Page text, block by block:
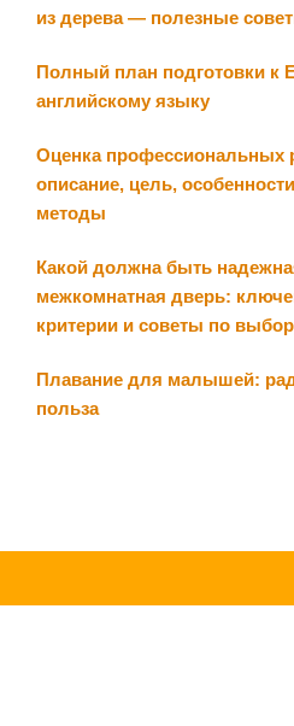
из дерева — полезные
Полный план подготовки к
английскому языку
Оценка профессиональных
описание, цель,
методы
Какой должна быть
межкомнатная дверь:
критерии и советы по
Плавание для малышей:
польза